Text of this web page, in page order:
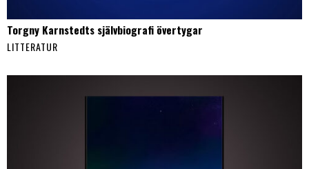
Torgny Karnstedts självbiografi övertygar
LITTERATUR